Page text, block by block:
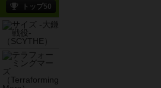
トップ50